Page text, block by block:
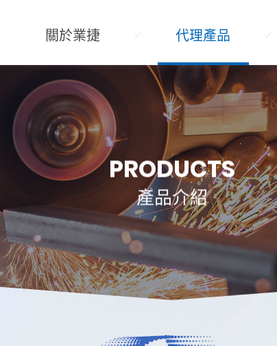
關於業捷 代理產品
PRODUCTS
產品介紹